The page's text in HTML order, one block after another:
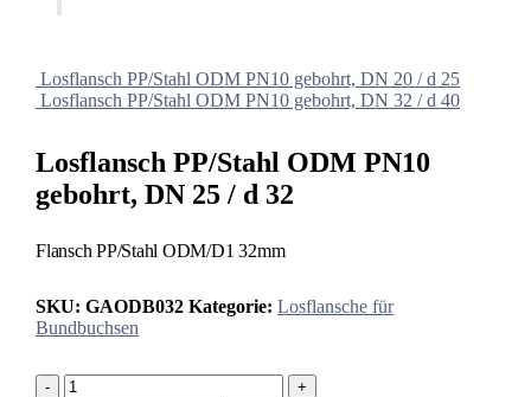
Losflansch PP/Stahl ODM PN10 gebohrt, DN 20 / d 25
Losflansch PP/Stahl ODM PN10 gebohrt, DN 32 / d 40
Losflansch PP/Stahl ODM PN10
gebohrt, DN 25 / d 32
Flansch PP/Stahl ODM/D1 32mm
SKU: GAODB032 Kategorie: Losflansche für
Bundbuchsen
-
+